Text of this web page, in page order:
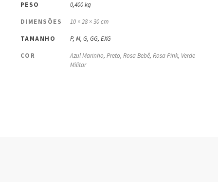
PESO
0,400 kg
DIMENSÕES
10 × 28 × 30 cm
TAMANHO
P, M, G, GG, EXG
COR
Azul Marinho, Preto, Rosa Bebê, Rosa Pink, Verde
Militar